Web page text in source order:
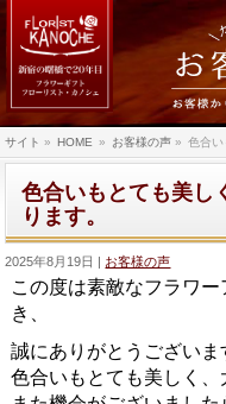
サイト » HOME » お客様の声 » 色合い
色合いもとても美し
ります。
2025年8月19日 お客様の声
この度は素敵なフラワ
き、
誠にありがとうございま
色合いもとても美しく、